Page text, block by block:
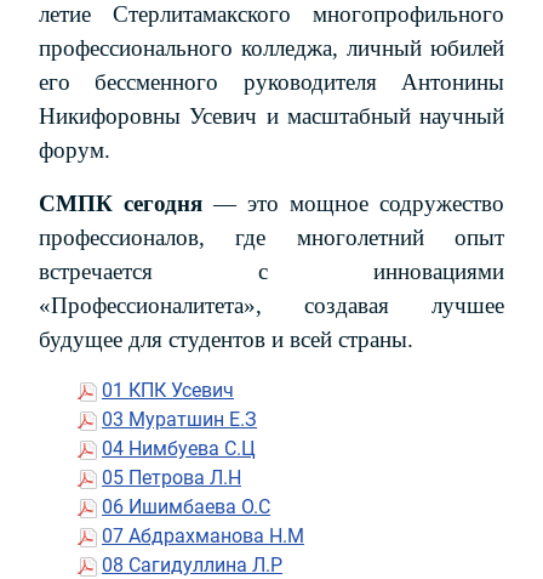
летие Стерлитамакского многопрофильного
профессионального колледжа, личный юбилей
его бессменного руководителя Антонины
Никифоровны Усевич и масштабный научный
форум.
СМПК сегодня — это мощное содружество
профессионалов, где многолетний опыт
встречается с инновациями
«Профессионалитета», создавая лучшее
будущее для студентов и всей страны.
01 КПК Усевич
03 Муратшин Е.З
04 Нимбуева С.Ц
05 Петрова Л.Н
06 Ишимбаева О.С
07 Абдрахманова Н.М
08 Сагидуллина Л.Р